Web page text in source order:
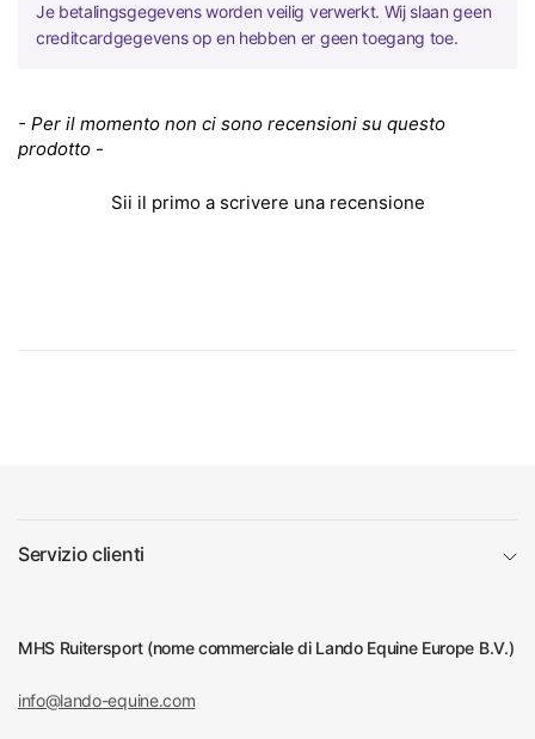
Je betalingsgegevens worden veilig verwerkt. Wij slaan geen
creditcardgegevens op en hebben er geen toegang toe.
- Per il momento non ci sono recensioni su questo
prodotto -
Sii il primo a scrivere una recensione
New content loaded
Servizio clienti
MHS Ruitersport (nome commerciale di Lando Equine Europe B.V.)
info@lando-equine.com